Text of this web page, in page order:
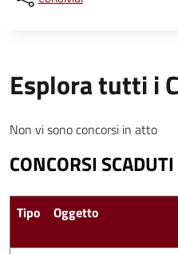
Esplora tutti i
Non vi sono concorsi in atto
CONCORSI SCADUTI
Tipo Oggetto